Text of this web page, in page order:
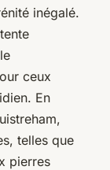
inégalé.
ceux
En
telles que
pierres